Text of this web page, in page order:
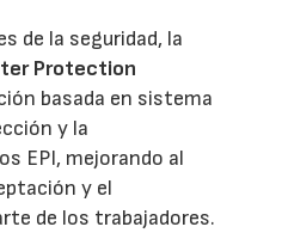
de la seguridad, la
Protection
basada en sistema
y la
EPI, mejorando al
y el
de los trabajadores.